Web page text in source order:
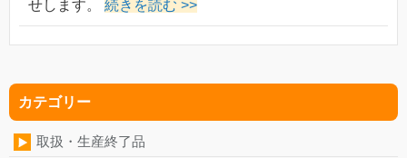
せします。 続きを読む >>
カテゴリー
取扱・生産終了品